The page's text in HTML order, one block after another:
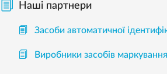
Наші партнери
Засоби автоматичної
Виробники засобів маркування